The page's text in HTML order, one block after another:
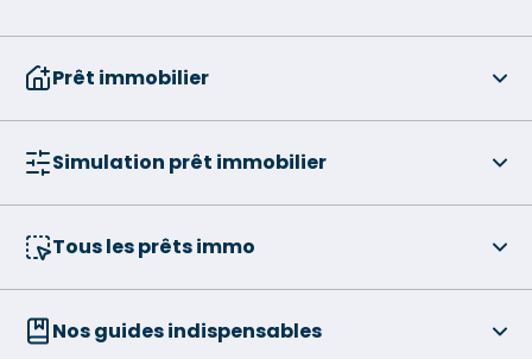
Prêt immobilier
Simulation prêt immobilier
Tous les prêts immo
Nos guides indispensables